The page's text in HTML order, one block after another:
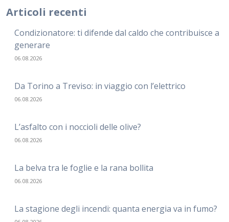
Articoli recenti
Condizionatore: ti difende dal caldo che contribuisce a
generare
06.08.2026
Da Torino a Treviso: in viaggio con l’elettrico
06.08.2026
L’asfalto con i noccioli delle olive?
06.08.2026
La belva tra le foglie e la rana bollita
06.08.2026
La stagione degli incendi: quanta energia va in fumo?